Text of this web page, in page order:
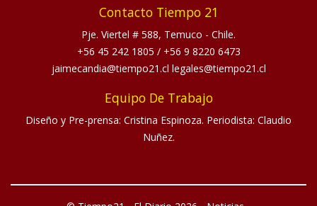
Contacto Tiempo 21
Pje. Viertel # 588, Temuco - Chile.
+56 45 242 1805 / +56 9 8220 6473
jaimecandia@tiempo21.cl legales@tiempo21.cl
Equipo De Trabajo
Diseño y Pre-prensa: Cristina Espinoza. Periodista: Claudio
Nuñez.